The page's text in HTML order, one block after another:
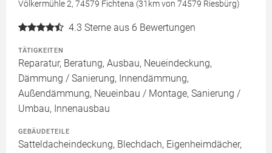
Völkermühle 2, 74579 Fichtena (31km von 74579 Riesbürg)
4.3 Sterne aus 6 Bewertungen
TÄTIGKEITEN
Reparatur, Beratung, Ausbau, Neueindeckung,
Dämmung / Sanierung, Innendämmung,
Außendämmung, Neueinbau / Montage, Sanierung /
Umbau, Innenausbau
GEBÄUDETEILE
Satteldacheindeckung, Blechdach, Eigenheimdächer,